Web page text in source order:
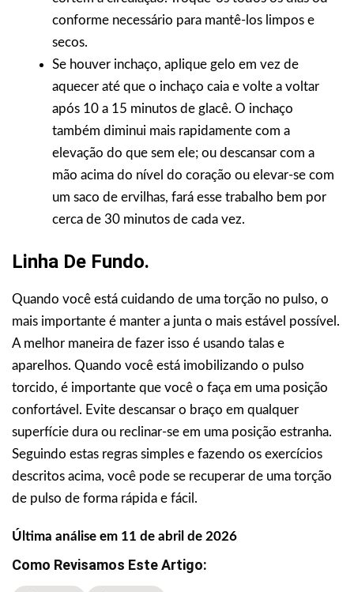
conforme necessário para mantê-los limpos e
secos.
Se houver inchaço, aplique gelo em vez de
aquecer até que o inchaço caia e volte a voltar
após 10 a 15 minutos de glacê. O inchaço
também diminui mais rapidamente com a
elevação do que sem ele; ou descansar com a
mão acima do nível do coração ou elevar-se com
um saco de ervilhas, fará esse trabalho bem por
cerca de 30 minutos de cada vez.
Linha De Fundo.
Quando você está cuidando de uma torção no pulso, o
mais importante é manter a junta o mais estável possível.
A melhor maneira de fazer isso é usando talas e
aparelhos. Quando você está imobilizando o pulso
torcido, é importante que você o faça em uma posição
confortável. Evite descansar o braço em qualquer
superfície dura ou reclinar-se em uma posição estranha.
Seguindo estas regras simples e fazendo os exercícios
descritos acima, você pode se recuperar de uma torção
de pulso de forma rápida e fácil.
Última análise em 11 de abril de 2026
Como Revisamos Este Artigo: